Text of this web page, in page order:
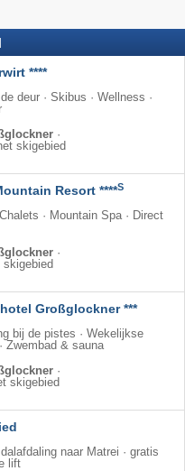
****
deur · Skibus · Wellness ·
·
skigebied
Resort ****S
· Mountain Spa · Direct
·
Großglockner ***
bij de pistes · Wekelijkse
Zwembad & sauna
·
skigebied
naar Matrei · gratis
lift